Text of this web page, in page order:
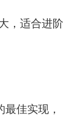
，适合进阶
佳实现，